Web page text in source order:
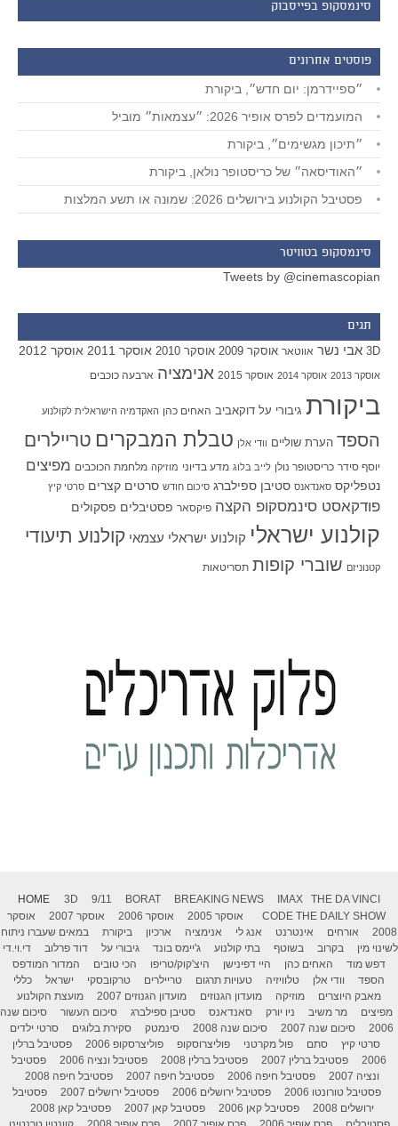
סינמסקופ בפייסבוק
פוסטים אחרונים
״ספיידרמן: יום חדש״, ביקורת
המועמדים לפרס אופיר 2026: ״עצמאות״ מוביל
״תיכון מגשימים״, ביקורת
״האודיסאה״ של כריסטופר נולאן, ביקורת
פסטיבל הקולנוע בירושלים 2026: שמונה או תשע המלצות
סינמסקופ בטוויטר
Tweets by @cinemascopian
תגים
3D אבי נשר אווטאר אוסקר 2009 אוסקר 2010 אוסקר 2011 אוסקר 2012
אוסקר 2013 אוסקר 2014 אוסקר 2015 אנימציה ארבעה כוכבים
ביקורת גיבורי על דוקאביב האחים כהן האקדמיה הישראלית לקולנוע
הספד הערת שוליים וודי אלן טבלת המבקרים טריילרים
יוסף סידר כריסטופר נולן לייב בלוג מדע בדיוני מוזיקה מלחמת הכוכבים מפיצים
נטפליקס סאנדאנס סטיבן ספילברג סיכום חודש סרטים קצרים סרטי קיץ
פודקאסט סינמסקופ הקצה פיקסאר פסטיבלים פסקולים
קולנוע ישראלי קולנוע ישראלי עצמאי קולנוע תיעודי
קטנוניזם שוברי קופות תסריטאות
HOME 3D 9/11 BORAT BREAKING NEWS IMAX
THE DA VINCI
CODE THE DAILY SHOW אוסקר 2005 אוסקר 2006 אוסקר 2007
אוסקר
2008
אורחים אינטרנט אנג לי אנימציה ארכיון ביקורת
במאים שעברו ניתוח
לשינוי מין
בקרוב בשוטף בתי קולנוע ג'יימס בונד גיבורי על דוד פרלוב
די.וי.די
דפש מוד
האחים כהן היי דפינישן היצ'קוק/טריפו הכי טובים
המדור המודפס
הספד
וודי אלן טלוויזיה טעויות תרגום טריילרים טרקובסקי ישראל
כללי
מאבק היוצרים
מוזיקה מועדון הגנוזים מועדון הגנוזים 2007
מועצת הקולנוע
מפיצים
מר משיב ניו יורק סאנדאנס סטיבן ספילברג סיכום העשור
סיכום שנה
2006
סיכום שנה 2007 סיכום שנה 2008 סינמטק סקירת בלוגים
סרטי ילדים
סרטי קיץ
סתם פול מקרטני פוליצרוסקופ פוליצרסקופ 2006
פסטיבל ברלין
2006
פסטיבל ברלין 2007 פסטיבל ברלין 2008 פסטיבל ונציה 2006
פסטיבל
ונציה 2007
פסטיבל חיפה 2006 פסטיבל חיפה 2007
פסטיבל חיפה 2008
פסטיבל טורונטו 2006
פסטיבל ירושלים 2006 פסטיבל ירושלים 2007
פסטיבל
ירושלים 2008
פסטיבל קאן 2006 פסטיבל קאן 2007
פסטיבל קאן 2008